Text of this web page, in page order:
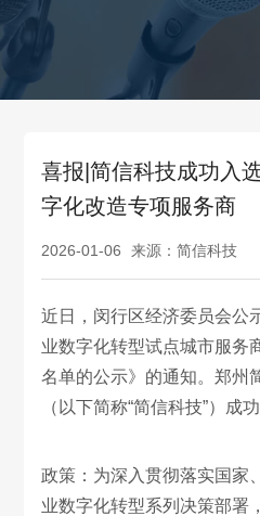
喜报|简信科技成功入
字化改造专项服务商
2026-01-06 来源：简信科技
近日，闵行区经济委员会公
业数字化转型试点城市服务
名单的公示》的通知。郑州
（以下简称“简信科技”）成
政策：为深入贯彻落实国家
业数字化转型系列决策部署